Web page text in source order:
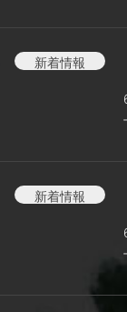
新着情報
新着情報